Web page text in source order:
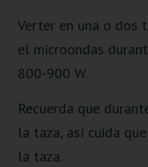
Verter en una o dos
el microondas
800-900 W.
Recuerda que
la taza, así cuida
la taza.